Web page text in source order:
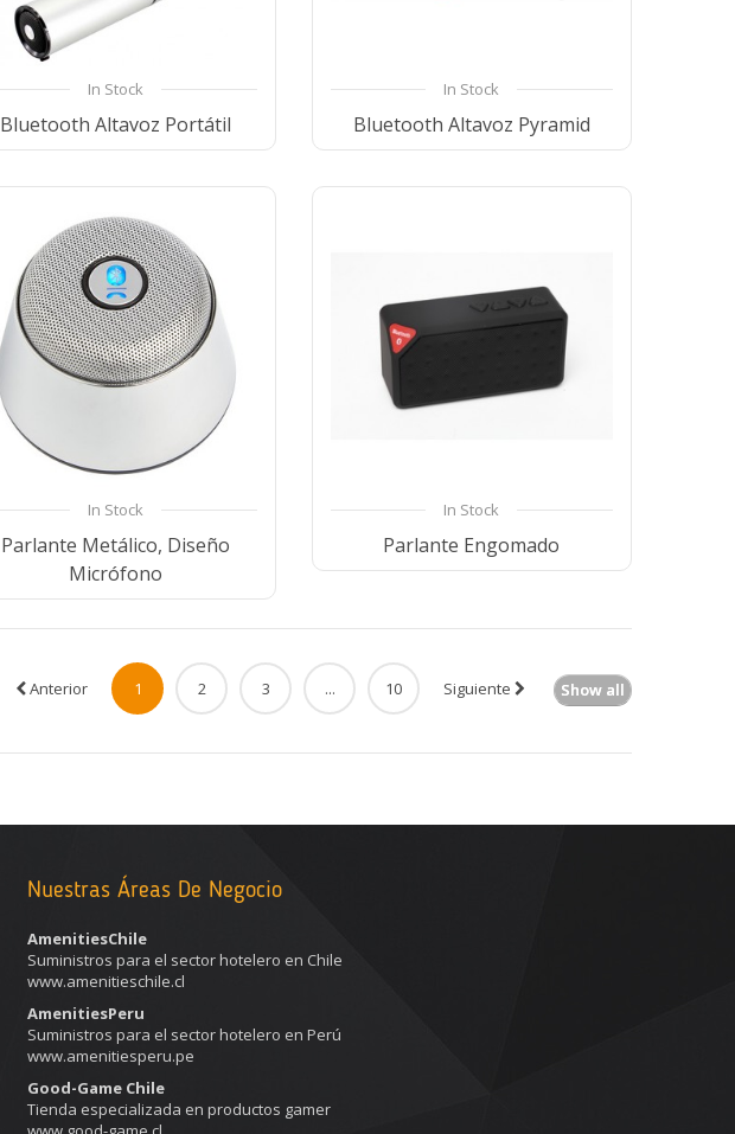
In Stock
Bluetooth Altavoz Portátil
Compare Wishlist
In Stock
Bluetooth Altavoz Pyramid
Compare Wishlist
In Stock
Parlante Metálico, Diseño
Micrófono
Compare Wishlist
In Stock
Parlante Engomado
Show all
Anterior 1 2 3 ... 10 Siguiente
Nuestras Áreas De Negocio
AmenitiesChile
Suministros para el sector hotelero en Chile
www.amenitieschile.cl
AmenitiesPeru
Suministros para el sector hotelero en Perú
www.amenitiesperu.pe
Good-Game Chile
Tienda especializada en productos gamer